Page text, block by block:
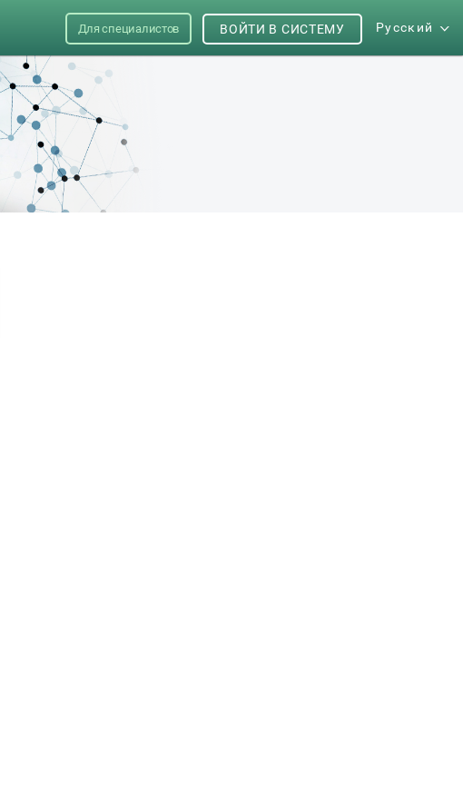
Для специалистов Русский
ВОЙТИ В СИСТЕМУ